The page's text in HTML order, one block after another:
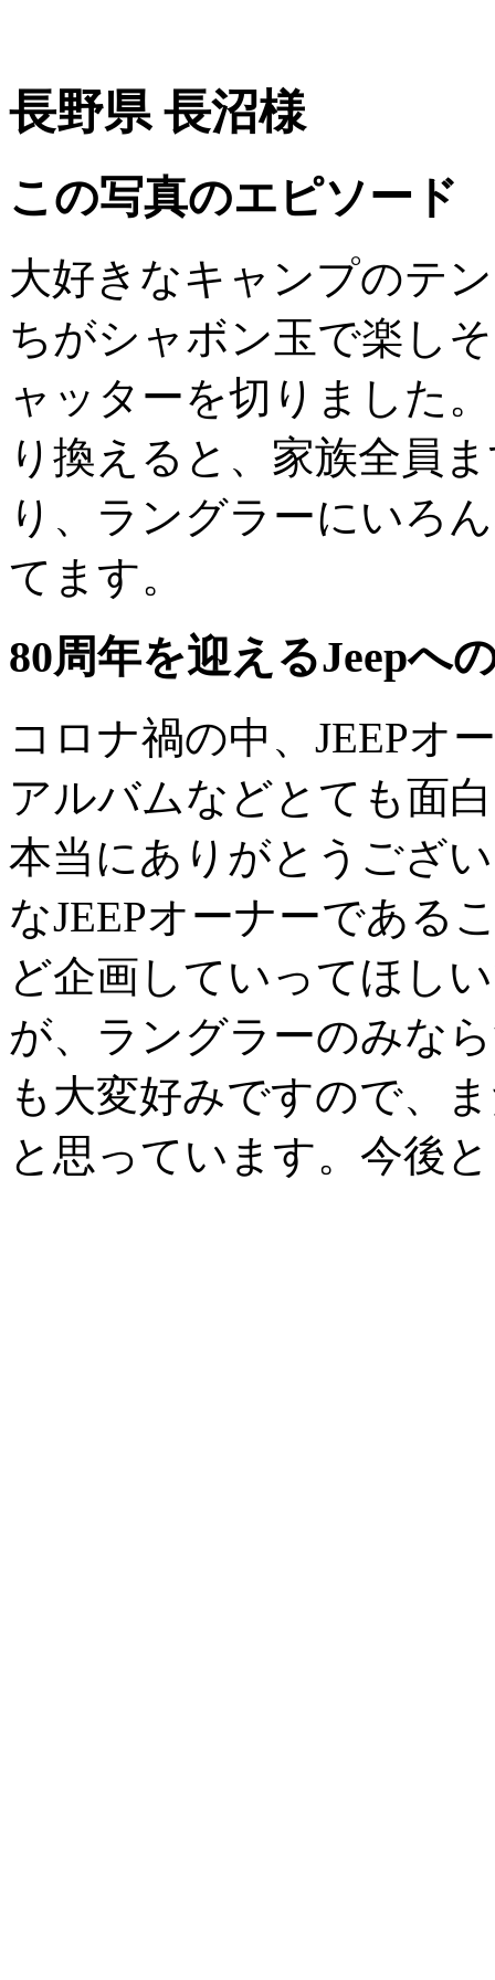
長野県 長沼様
この写真のエピソード
大好きなキャンプのテ
ちがシャボン玉で楽し
ャッターを切りました
り換えると、家族全員
り、ラングラーにいろ
てます。
80周年を迎えるJeepへ
コロナ禍の中、JEEPオ
アルバムなどとても面
本当にありがとうござ
なJEEPオーナーである
ど企画していってほし
が、ラングラーのみな
も大変好みですので、
と思っています。今後